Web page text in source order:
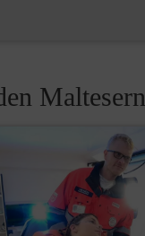
Maltesern